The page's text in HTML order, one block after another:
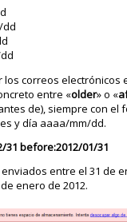
dd
los correos electrónicos
entre «older» o «
de), siempre con el
y día aaaa/mm/dd.
31 before:2012/01/31
entre el 31 de
enero de 2012.